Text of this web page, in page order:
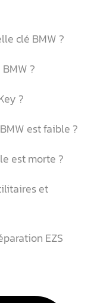
clé BMW ?
?
?
est faible ?
est morte ?
et
EZS